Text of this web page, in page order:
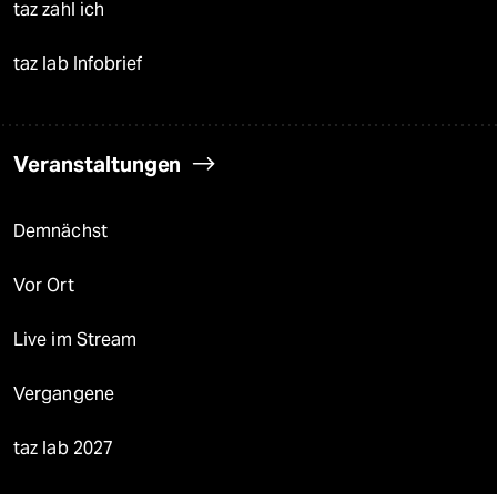
taz zahl ich
taz lab Infobrief
Veranstaltungen
Demnächst
Vor Ort
Live im Stream
Vergangene
taz lab 2027